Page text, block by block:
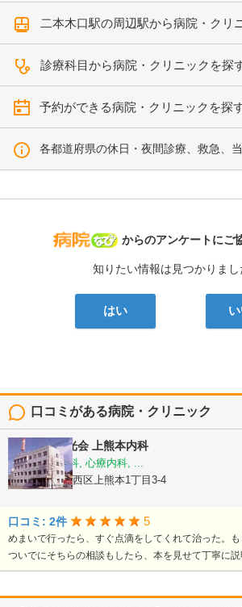
二本木口駅の周辺駅から病院・クリ
診療科目から病院・クリニックを探
予約ができる病院・クリニックを探
各都道府県の休日・夜間診療、救急、
病院なび
からのアンケートにご
知りたい情報は見つかりま
はい い
口コミがある病院・クリニック
医療法人陽光会 上熊本内科
内科, 神経内科, 心療内科, ...
熊本県熊本市西区上熊本1丁目3-4
口コミ: 2件 5
めまいで行ったら、すぐ点滴をしてくれて治った。も
ついでにそちらの相談もしたら、本を見せて丁寧に説